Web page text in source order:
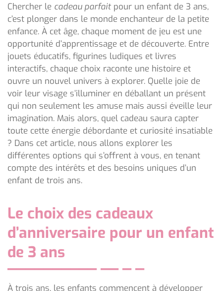
Chercher le cadeau parfaitpour un enfant de 3 ans,
c’est plonger dans le monde enchanteur de la petite
enfance. À cet âge, chaque moment de jeu est une
opportunité d’apprentissage et de découverte. Entre
jouets éducatifs, figurines ludiques et livres
interactifs, chaque choix raconte une histoire et
ouvre un nouvel univers à explorer. Quelle joie de
voir leur visage s’illuminer en déballant un présent
qui non seulement les amuse mais aussi éveille leur
imagination. Mais alors, quel cadeau saura capter
toute cette énergie débordante et curiosité insatiable
? Dans cet article, nous allons explorer les
différentes options qui s’offrent à vous, en tenant
compte des intérêts et des besoins uniques d’un
enfant de trois ans.
Le choix des cadeaux
d’anniversaire pour un enfant
de 3 ans
À trois ans, les enfants commencent à développer